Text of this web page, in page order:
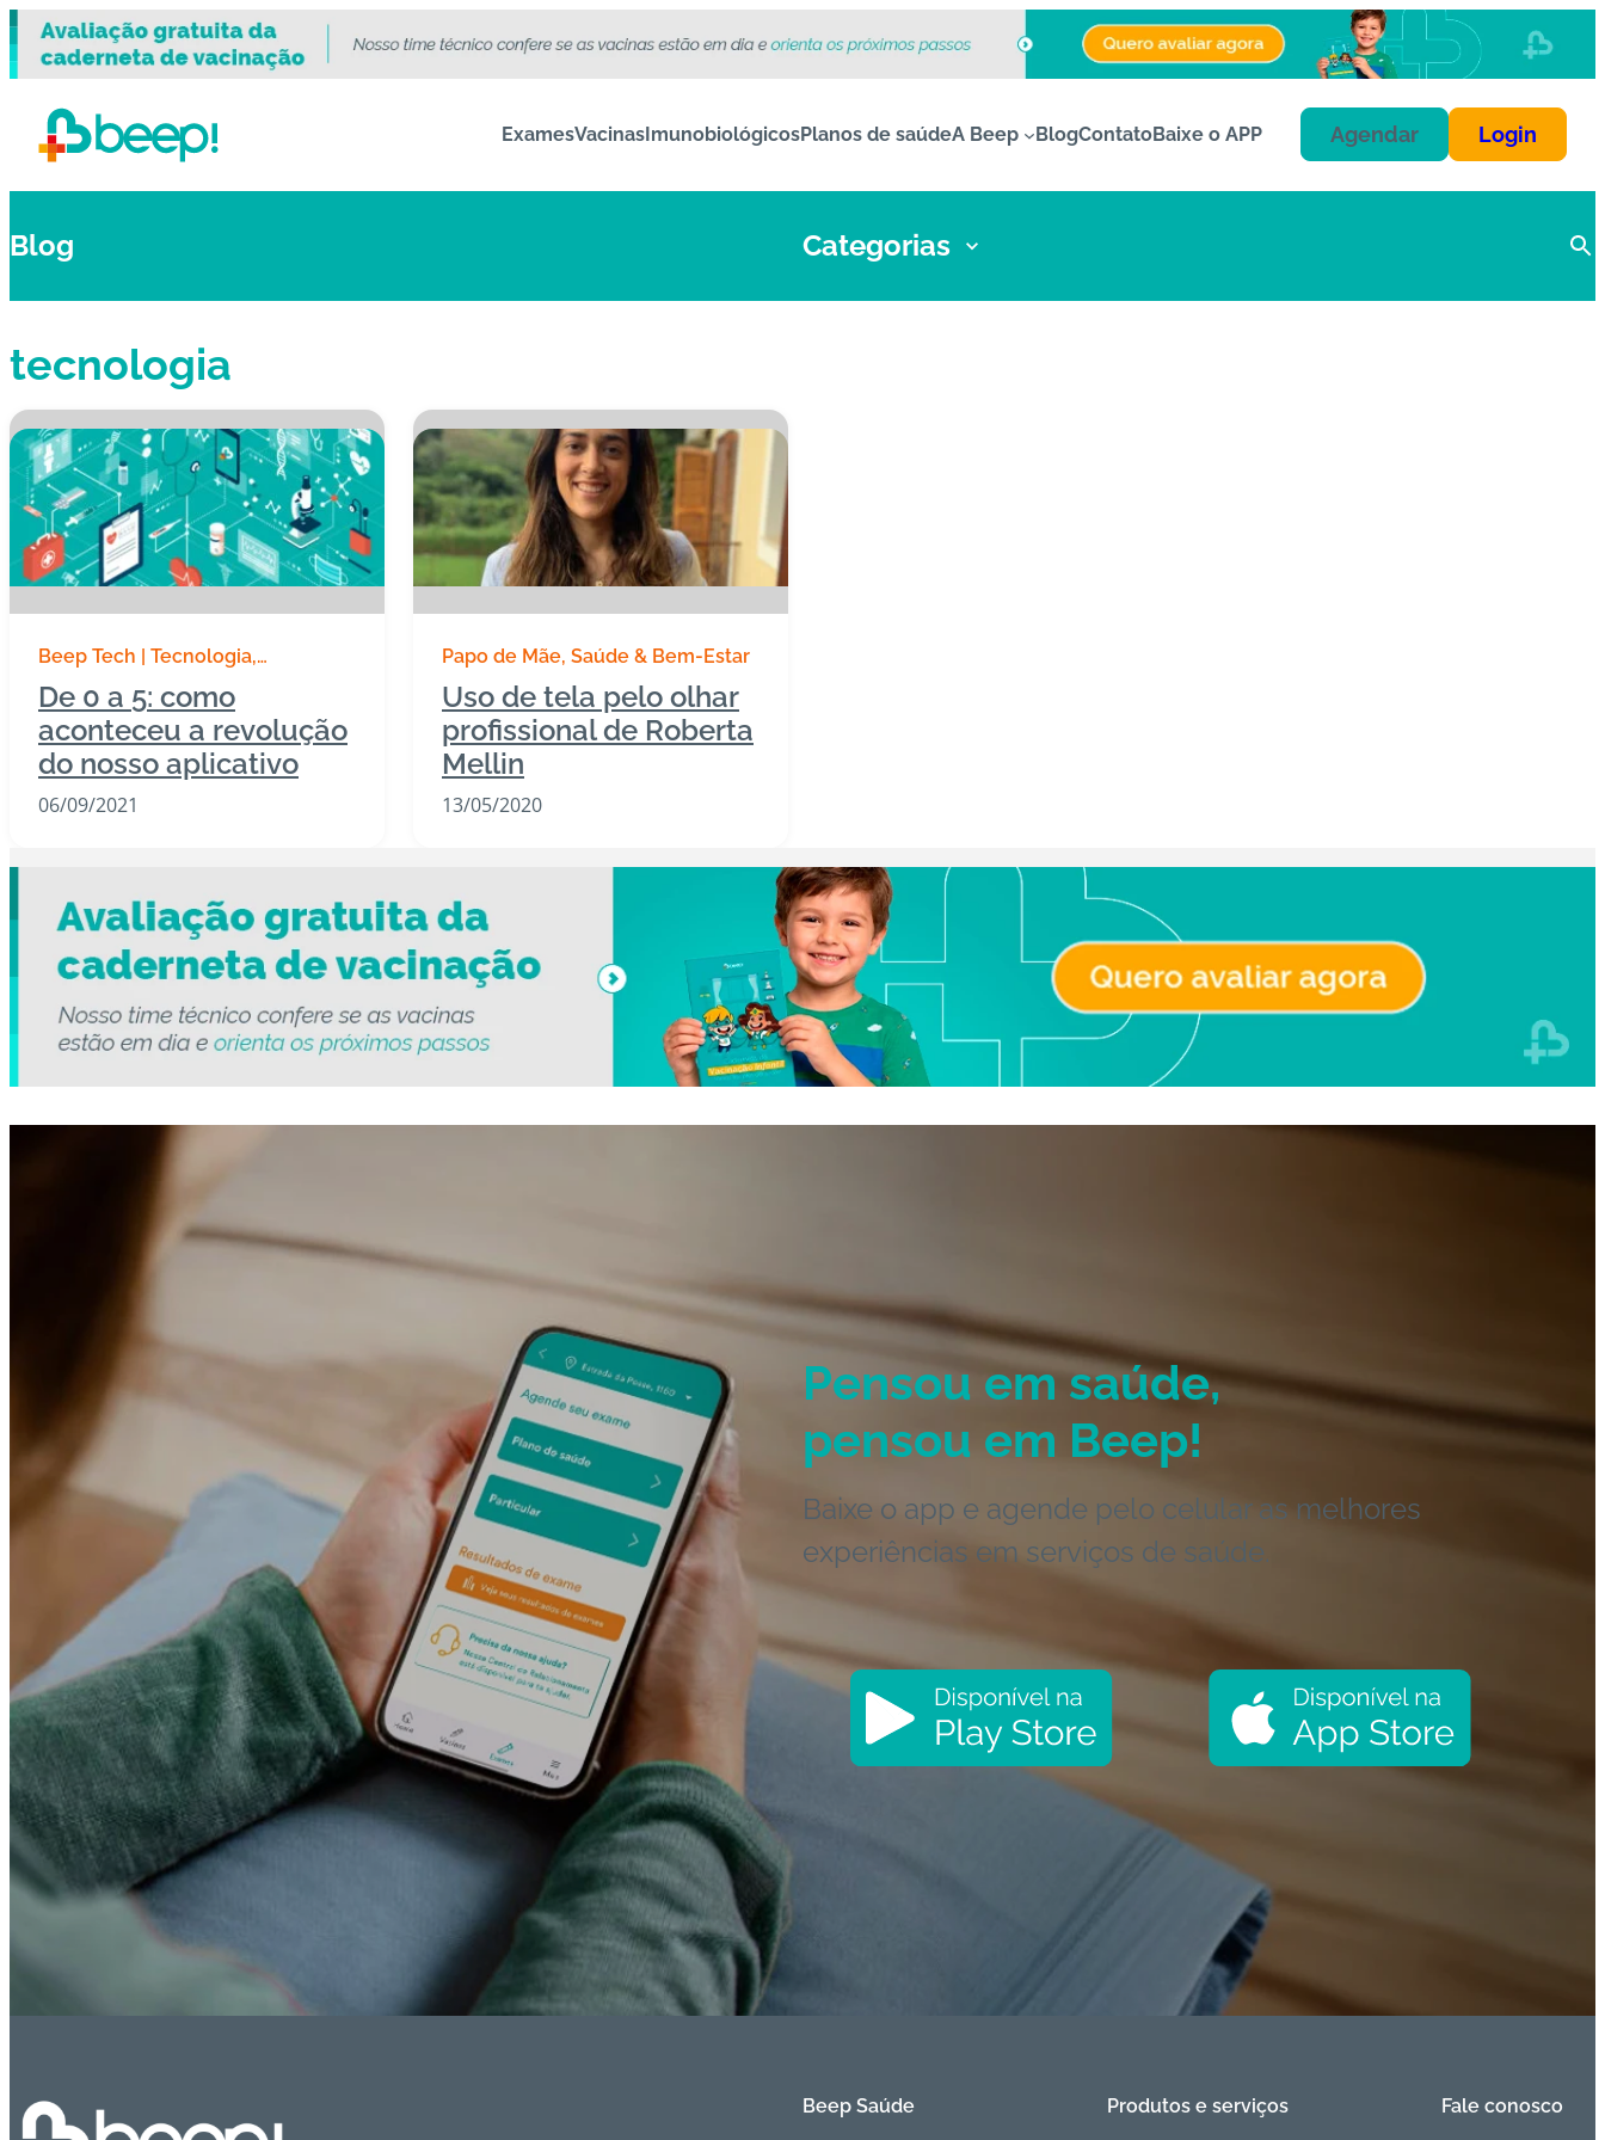
ExamesVacinasImunobiológicosPlanos de saúdeA Beep BlogContatoBaixe o APP Agendar Login
Blog Categorias
tecnologia
Beep Tech | Tecnologia
Destaques
De 0 a 5: como
aconteceu a revolução
do nosso aplicativo
06/09/2021
Papo de Mãe Saúde & Bem-Estar
Uso de tela pelo olhar
profissional de Roberta
Mellin
13/05/2020
Pensou em saúde,
pensou em Beep!
Baixe o app e agende pelo celular as melhores
experiências em serviços de saúde.
Beep Saúde Produtos e serviços Fale conosco